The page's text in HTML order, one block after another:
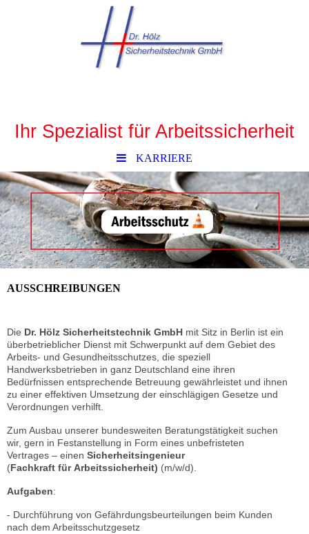
Ihr Spezialist für Arbeitssicherheit
KARRIERE
AUSSCHREIBUNGEN
Die Dr. Hölz Sicherheitstechnik GmbH mit Sitz in Berlin ist ein
überbetrieblicher Dienst mit Schwerpunkt auf dem Gebiet des
Arbeits- und Gesundheitsschutzes, die speziell
Handwerksbetrieben in ganz Deutschland eine ihren
Bedürfnissen entsprechende Betreuung gewährleistet und ihnen
zu einer effektiven Umsetzung der einschlägigen Gesetze und
Verordnungen verhilft.
Zum Ausbau unserer bundesweiten Beratungstätigkeit suchen
wir, gern in Festanstellung in Form eines unbefristeten
Vertrages – einen Sicherheitsingenieur
(Fachkraft für Arbeitssicherheit) (m/w/d).
Aufgaben:
- Durchführung von Gefährdungsbeurteilungen beim Kunden
nach dem Arbeitsschutzgesetz